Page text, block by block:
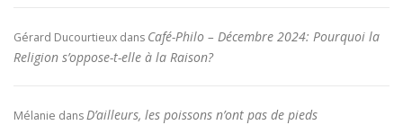
Gérard Ducourtieux dans Café-Philo – Décembre 2024: Pourquoi la
Religion s’oppose-t-elle à la Raison?
Mélanie dansD’ailleurs, les poissons n’ont pas de pieds